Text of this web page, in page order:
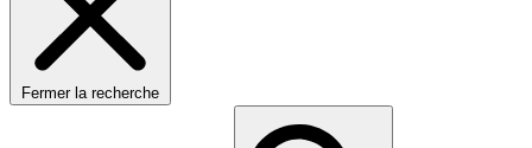
Fermer la recherche